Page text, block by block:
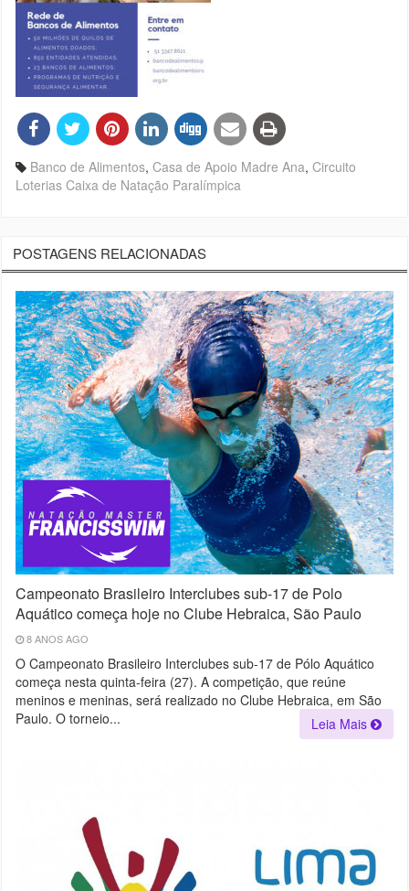
Banco de Alimentos, Casa de Apoio Madre Ana, Circuito
Loterias Caixa de Natação Paralímpica
POSTAGENS RELACIONADAS
Campeonato Brasileiro Interclubes sub-17 de Polo
Aquático começa hoje no Clube Hebraica, São Paulo
8 ANOS AGO
O Campeonato Brasileiro Interclubes sub-17 de Pólo Aquático
começa nesta quinta-feira (27). A competição, que reúne
meninos e meninas, será realizado no Clube Hebraica, em São
Paulo. O torneio...
Leia Mais